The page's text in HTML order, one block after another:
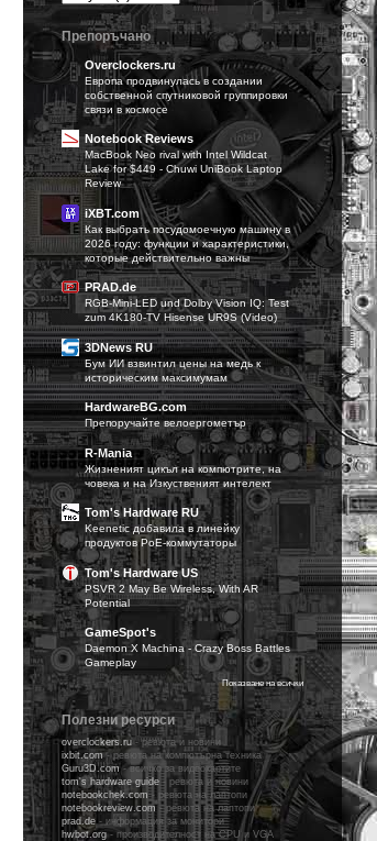
Препоръчано
Overclockers.ru
Европа продвинулась в создании
собственной спутниковой группировки
связи в космосе
Notebook Reviews
MacBook Neo rival with Intel Wildcat
Lake for $449 - Chuwi UniBook Laptop
Review
iXBT.com
Как выбрать посудомоечную машину в
2026 году: функции и характеристики,
которые действительно важны
PRAD.de
RGB-Mini-LED und Dolby Vision IQ: Test
zum 4K180-TV Hisense UR9S (Video)
3DNews RU
Бум ИИ взвинтил цены на медь к
историческим максимумам
HardwareBG.com
Препоручайте велоергометър
R-Mania
Жизненият цикъл на компютрите, на
човека и на Изкуственият интелект
Tom's Hardware RU
Keenetic добавила в линейку
продуктов PoE-коммутаторы
Tom's Hardware US
PSVR 2 May Be Wireless, With AR
Potential
GameSpot's
Daemon X Machina - Crazy Boss Battles
Gameplay
Показване на всички
Полезни ресурси
overclockers.ru -ревюта и новини
ixbit.com- ревюта на компютърна техника
Guru3D.com- всичко за видеокартите
tom's hardware guidе - ревюта и новини
notebookchek.com- ревюта на лаптопи
notebookreview.com- ревюта на лаптопи
prad.de - информация за монитори
hwbot.org- производителност на CPU и VGA